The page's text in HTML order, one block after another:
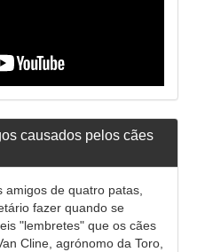
causados pelos cães
amigos de quatro patas,
fazer quando se
"lembretes" que os cães
Cline, agrónomo da Toro,